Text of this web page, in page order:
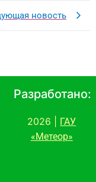
новость
Разработано:
2026 |
ГАУ
«Метеор»